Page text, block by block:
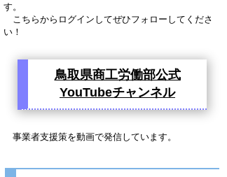
す。
こちらからログインしてぜひフォローしてくださ
い！
鳥取県商工労働部公式
YouTubeチャンネル
事業者支援策を動画で発信しています。